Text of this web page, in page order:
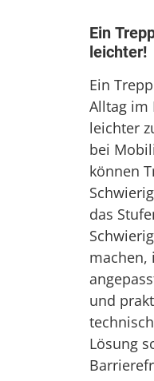
Ein
leichter!
Ein
Alltag im
leichter
bei
können
das
machen,
und
Lösung